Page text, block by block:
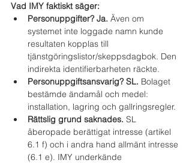
Vad IMY faktiskt säger:
Personuppgifter? Ja. Även om
systemet inte loggade namn kunde
resultaten kopplas till
tjänstgöringslistor/skeppsdagbok. Den
indirekta identifierbarheten räckte.
Personuppgiftsansvarig? SL. Bolaget
bestämde ändamål och medel:
installation, lagring och gallringsregler.
Rättslig grund saknades. SL
åberopade berättigat intresse (artikel
6.1 f) och i andra hand allmänt intresse
(6.1 e). IMY underkände